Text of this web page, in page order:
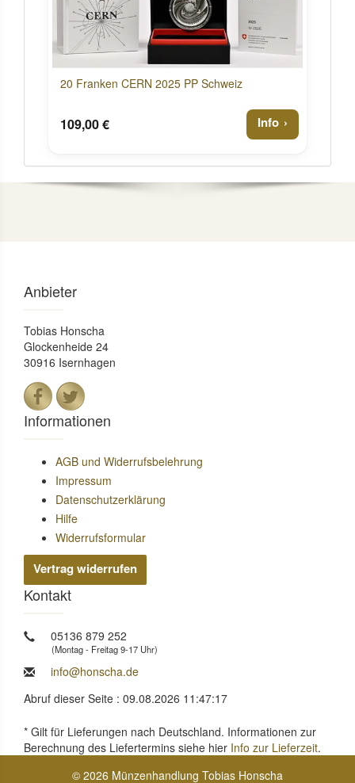
20 Franken CERN 2025 PP Schweiz
109,00 € Info
Anbieter
Tobias Honscha
Glockenheide 24
30916 Isernhagen
Informationen
AGB und Widerrufsbelehrung
Impressum
Datenschutzerklärung
Hilfe
Widerrufsformular
Vertrag widerrufen
Kontakt
05136 879 252
(Montag - Freitag 9-17 Uhr)
info@honscha.de
Abruf dieser Seite : 09.08.2026 11:47:17
* Gilt für Lieferungen nach Deutschland. Informationen zur
Berechnung des Liefertermins siehe hier Info zur Lieferzeit.
© 2026 Münzenhandlung Tobias Honscha